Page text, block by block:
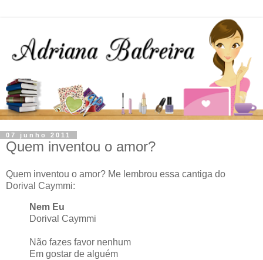
07 junho 2011
Quem inventou o amor?
Quem inventou o amor? Me lembrou essa cantiga do
Dorival Caymmi:
Nem Eu
Dorival Caymmi
Não fazes favor nenhum
Em gostar de alguém